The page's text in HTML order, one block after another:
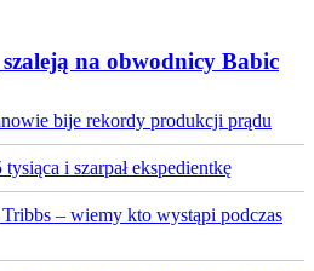
na obwodnicy Babic
bije rekordy produkcji prądu
i szarpał ekspedientkę
– wiemy kto wystąpi podczas